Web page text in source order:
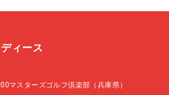
ィース
マスターズゴルフ倶楽部（兵庫県）